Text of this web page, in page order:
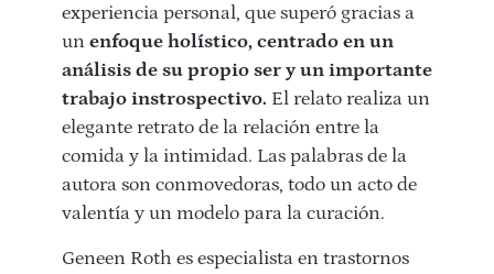
experiencia personal, que superó gracias a
un enfoque holístico, centrado en un
análisis de su propio ser y un importante
trabajo instrospectivo. El relato realiza un
elegante retrato de la relación entre la
comida y la intimidad. Las palabras de la
autora son conmovedoras, todo un acto de
valentía y un modelo para la curación.
Geneen Roth es especialista en trastornos